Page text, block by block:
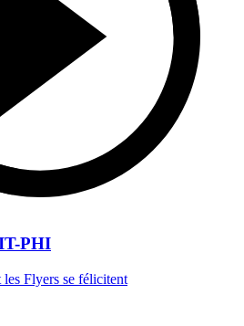
PHI
Flyers se félicitent